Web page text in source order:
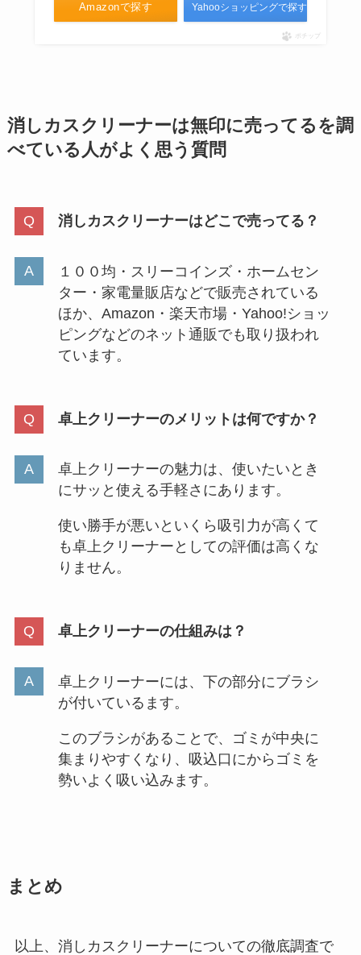
Amazonで探す Yahooショッピングで探す
ポチップ
消しカスクリーナーは無印に売ってるを調
べている人がよく思う質問
消しカスクリーナーはどこで売ってる？
１００均・スリーコインズ・ホームセン
ター・家電量販店などで販売されている
ほか、Amazon・楽天市場・Yahoo!ショッ
ピングなどのネット通販でも取り扱われ
ています。
卓上クリーナーのメリットは何ですか？
卓上クリーナーの魅力は、使いたいとき
にサッと使える手軽さにあります。
使い勝手が悪いといくら吸引力が高くて
も卓上クリーナーとしての評価は高くな
りません。
卓上クリーナーの仕組みは？
卓上クリーナーには、下の部分にブラシ
が付いているます。
このブラシがあることで、ゴミが中央に
集まりやすくなり、吸込口にからゴミを
勢いよく吸い込みます。
まとめ
以上、消しカスクリーナーについての徹底調査で